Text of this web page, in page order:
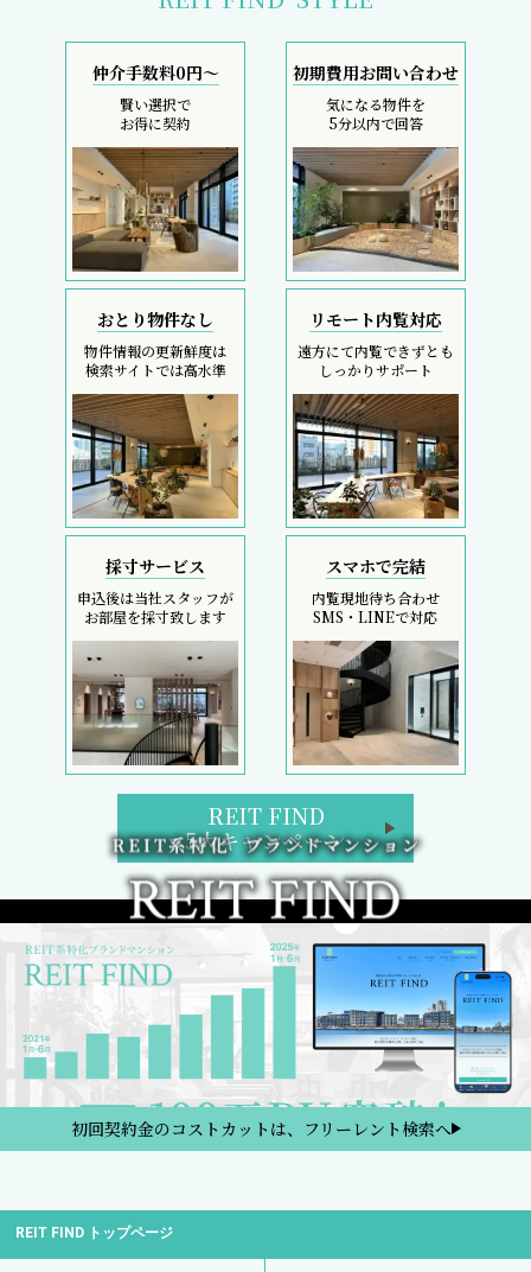
仲介手数料0円～
賢い選択で
お得に契約
初期費用お問い合わせ
気になる物件を
5分以内で回答
おとり物件なし
物件情報の更新鮮度は
検索サイトでは高水準
リモート内覧対応
遠方にて内覧できずとも
しっかりサポート
採寸サービス
申込後は当社スタッフが
お部屋を採寸致します
スマホで完結
内覧現地待ち合わせ
SMS・LINEで対応
REIT FIND
5大キャンペーン
初回契約金のコストカットは、フリーレント検索へ
REIT FIND トップページ